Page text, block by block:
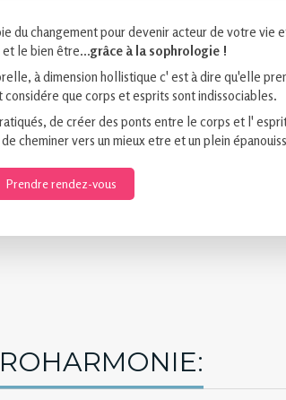
du changement pour devenir acteur de votre vie
le bien être...grâce à la sophrologie !
à dimension hollistique c' est à dire qu'elle
que corps et esprits sont indissociables.
de créer des ponts entre le corps et l'
cheminer vers un mieux etre et un plein
Prendre rendez-vous